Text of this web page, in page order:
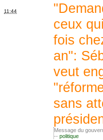
11:44
ceux
fois
an":
veut
sans
Message du
-- politique